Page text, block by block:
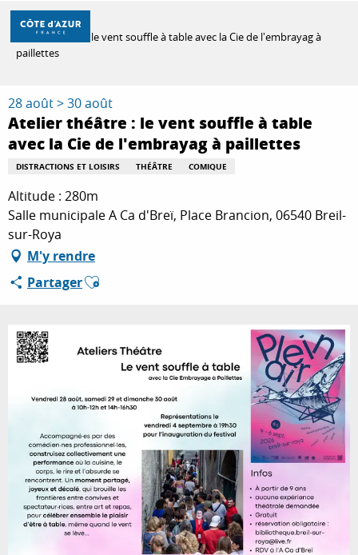
Aller
contenu
À FAIRE
SÉJOURNER
Accueil
Atelier théâtre : le vent souffle à table avec la Cie de l'embrayag à
paillettes
28 août > 30 août
Atelier théâtre : le vent souffle à table
avec la Cie de l'embrayag à paillettes
DISTRACTIONS ET LOISIRS THÉÂTRE COMIQUE
Altitude : 280m
Salle municipale A Ca d'Breï, Place Brancion, 06540 Breil-
sur-Roya
M'y rendre
PartagerAjouter aux favoris